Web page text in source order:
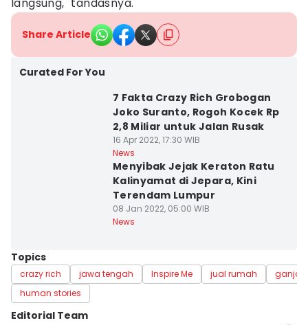
Share Article
Curated For You
7 Fakta Crazy Rich Grobogan
Joko Suranto, Rogoh Kocek Rp
2,8 Miliar untuk Jalan Rusak
16 Apr 2022, 17:30 WIB
News
Menyibak Jejak Keraton Ratu
Kalinyamat di Jepara, Kini
Terendam Lumpur
08 Jan 2022, 05:00 WIB
News
Topics
crazy rich jawa tengah Inspire Me jual rumah
ganjar
human stories
Editorial Team